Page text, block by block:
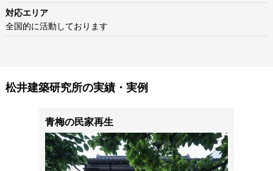
対応エリア
全国的に活動しております
松井建築研究所の実績・実例
青梅の民家再生